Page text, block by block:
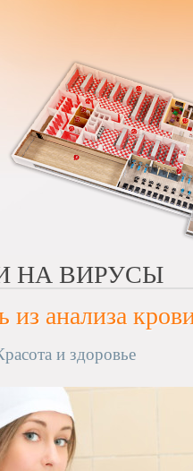
НА ВИРУСЫ
из анализа
и здоровье